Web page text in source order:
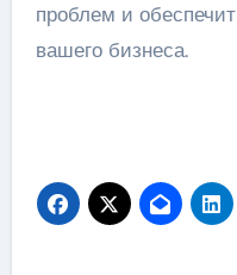
проблем и
вашего бизнеса.